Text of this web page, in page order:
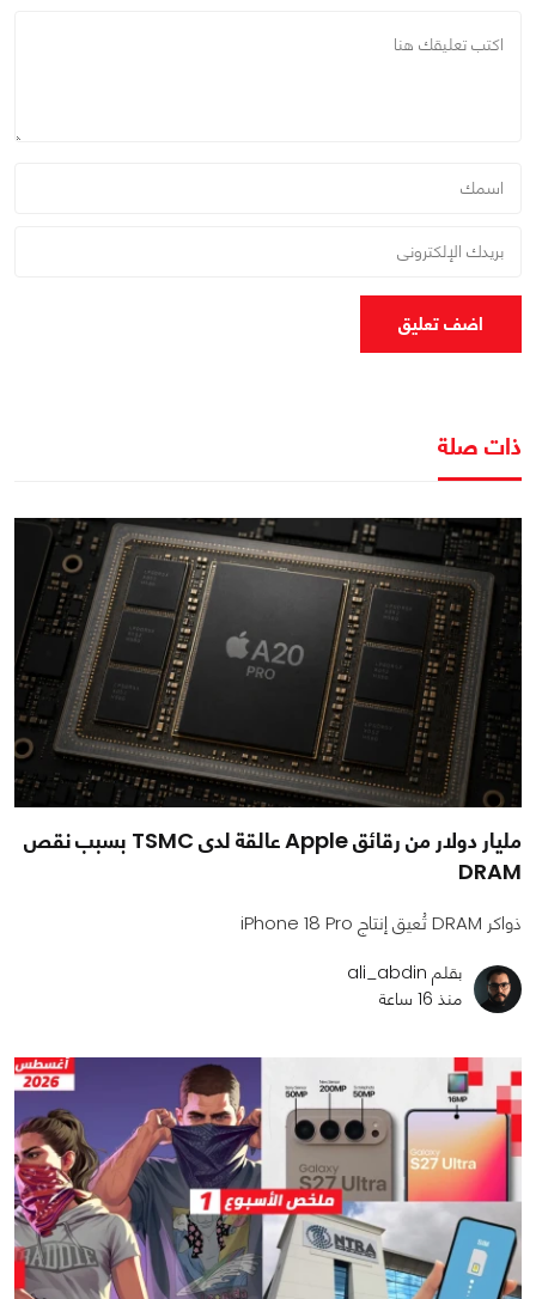
اضف تعليق
ذات صلة
مليار دولار من رقائق Apple عالقة لدى TSMC بسبب نقص
DRAM
ذواكر DRAM تُعيق إنتاج iPhone 18 Pro
بقلم ali_abdin
منذ 16 ساعة